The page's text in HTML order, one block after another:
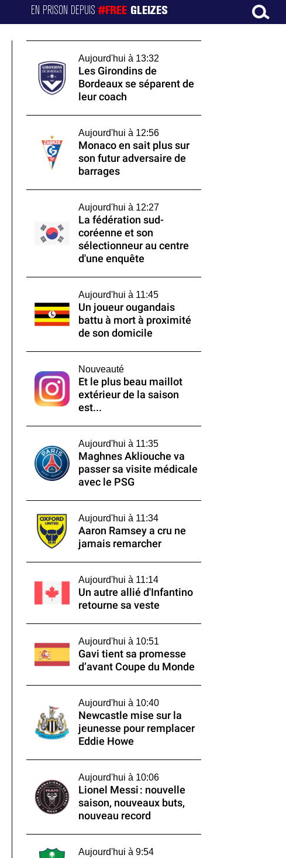
EN PRISON DEPUIS#FREE GLEIZES
Aujourd'hui à 13:32
Les Girondins de
Bordeaux se séparent de
leur coach
Aujourd'hui à 12:56
Monaco en sait plus sur
son futur adversaire de
barrages
Aujourd'hui à 12:27
La fédération sud-
coréenne et son
sélectionneur au centre
d'une enquête
Aujourd'hui à 11:45
Un joueur ougandais
battu à mort à proximité
de son domicile
Nouveauté
Et le plus beau maillot
extérieur de la saison
est...
Aujourd'hui à 11:35
Maghnes Akliouche va
passer sa visite médicale
avec le PSG
Aujourd'hui à 11:34
Aaron Ramsey a cru ne
jamais remarcher
Aujourd'hui à 11:14
Un autre allié d'Infantino
retourne sa veste
Aujourd'hui à 10:51
Gavi tient sa promesse
d’avant Coupe du Monde
Aujourd'hui à 10:40
Newcastle mise sur la
jeunesse pour remplacer
Eddie Howe
Aujourd'hui à 10:06
Lionel Messi : nouvelle
saison, nouveaux buts,
nouveau record
Aujourd'hui à 9:54